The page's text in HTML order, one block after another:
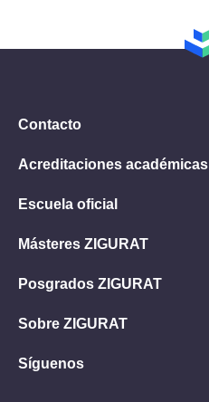
Contacto
Acreditaciones académicas
Escuela oficial
Másteres ZIGURAT
Posgrados ZIGURAT
Sobre ZIGURAT
Síguenos